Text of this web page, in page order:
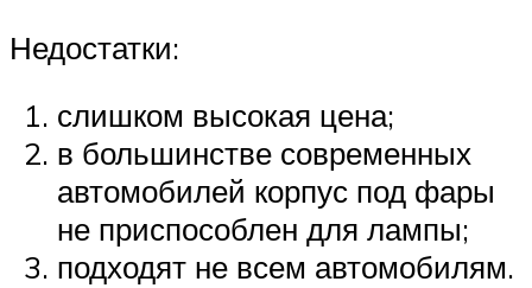
Недостатки:
слишком высокая цена;
в большинстве современных
автомобилей корпус под фары
не приспособлен для лампы;
подходят не всем автомобилям.